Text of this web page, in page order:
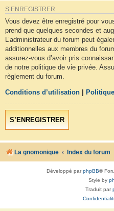
S’ENREGISTRER
Vous devez être enregistré pour
prend que quelques secondes et
L’administrateur du forum peut
additionnelles aux membres du
assurez-vous d’avoir pris
de notre politique de vie privée.
règlement du forum.
Conditions d’utilisation
S’ENREGISTRER
La gnomonique Index du forum
Développé parphpBB®
Style by
Traduit par